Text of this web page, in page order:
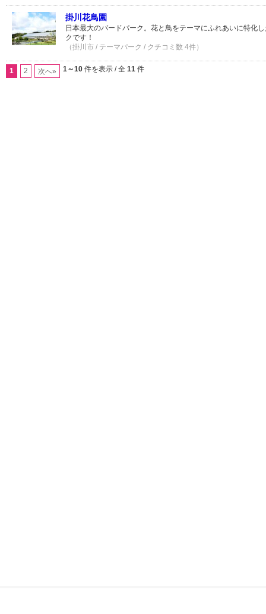
掛川花鳥園
日本最大のバードパーク。花と鳥をテーマにふれあいに特化
クです！
（掛川市 / テーマパーク / クチコミ数 4件）
1 2 次へ» 1～10 件を表示 / 全 11 件